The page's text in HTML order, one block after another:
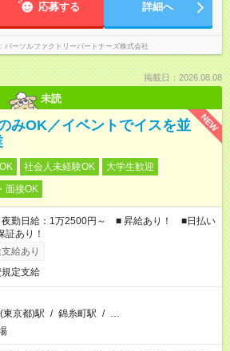
応募する 詳細へ
パーソルファクトリーパートナーズ株式会社
掲載日：2026.08.08
未読
NEW
みOK／イベントでイスを並
社会人未経験OK
大学生歓迎
面接OK
夜勤日給：1万2500円～ ■ 昇給あり！ ■日払い
あり！
給あり
定支給
東京都)駅 / 錦糸町駅 / …